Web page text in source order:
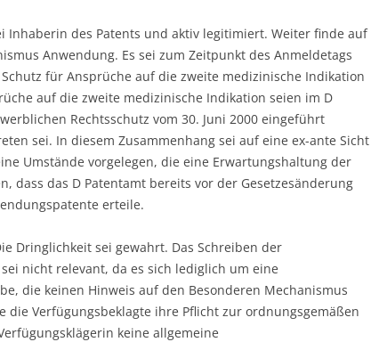
Inhaberin des Patents und aktiv legitimiert. Weiter finde auf
Anwendung. Es sei zum Zeitpunkt des Anmeldetags
für Ansprüche auf die zweite medizinische Indikation
auf die zweite medizinische Indikation seien im D
Rechtsschutz vom 30. Juni 2000 eingeführt
sei. In diesem Zusammenhang sei auf eine ex-ante Sicht
Umstände vorgelegen, die eine Erwartungshaltung der
dass das D Patentamt bereits vor der Gesetzesänderung
erteile.
Dringlichkeit sei gewahrt. Das Schreiben der
nicht relevant, da es sich lediglich um eine
die keinen Hinweis auf den Besonderen Mechanismus
die Verfügungsbeklagte ihre Pflicht zur ordnungsgemäßen
keine allgemeine